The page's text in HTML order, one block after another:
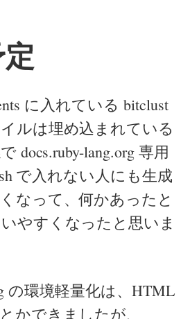
に入れている bitclust
ルは埋め込まれている
docs.ruby-lang.org 専用
で入れない人にも生成
なって、何かあったと
やすくなったと思いま
の環境軽量化は、HTML
かできましたが、